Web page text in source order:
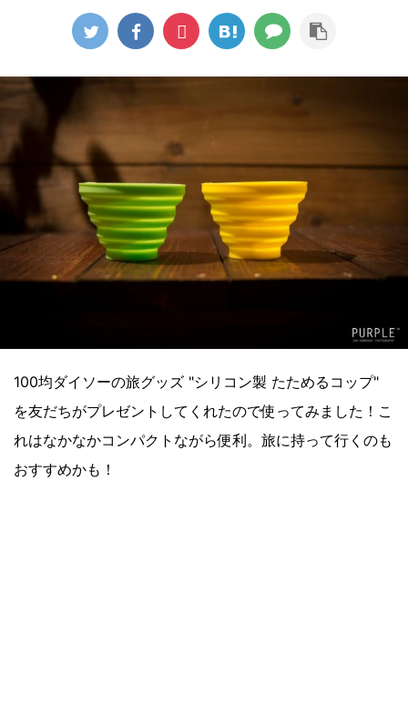
100均ダイソーの旅グッズ "シリコン製 たためるコップ"
を友だちがプレゼントしてくれたので使ってみました！こ
れはなかなかコンパクトながら便利。旅に持って行くのも
おすすめかも！